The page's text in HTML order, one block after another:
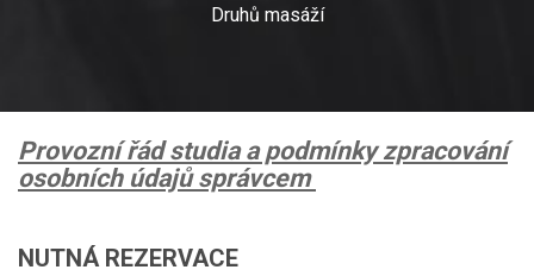
Druhů masáží
Provozní řád studia a podmínky zpracování
osobních údajů správcem
NUTNÁ REZERVACE